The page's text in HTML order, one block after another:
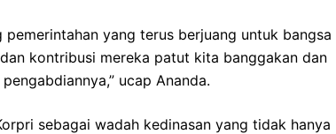
pemerintahan yang terus berjuang untuk bangsa
kontribusi mereka patut kita banggakan dan
ucap Ananda.
sebagai wadah kedinasan yang tidak hanya